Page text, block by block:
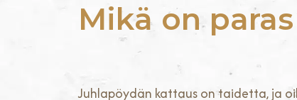
Mikä on
Juhlapöydän kattaus on taidetta, ja